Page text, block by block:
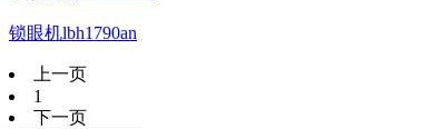
锁眼机lbh1790an
上一页
1
下一页